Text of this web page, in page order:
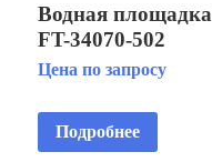
Водная площадка
FT-34070-502
Цена по запросу
Подробнее